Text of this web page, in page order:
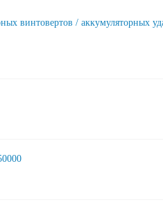
винтовертов / аккумуляторных